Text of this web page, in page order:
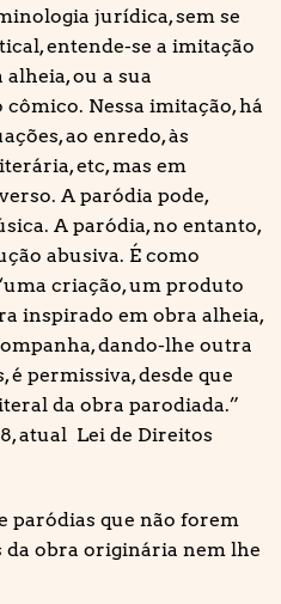
jurídica, sem se
entende-se a imitação
ou a sua
Nessa imitação, há
ao enredo, às
etc, mas em
A paródia pode,
A paródia, no entanto,
abusiva. É como
criação, um produto
inspirado em obra alheia,
dando-lhe outra
é permissiva, desde que
da obra parodiada.”
atual Lei de Direitos
paródias que não forem
obra originária nem lhe